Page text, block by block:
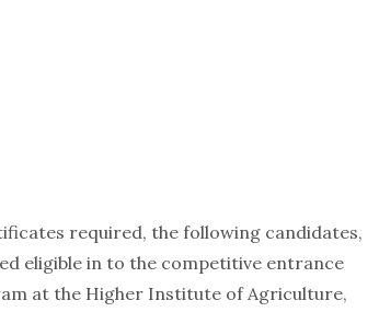
required, the following candidates,
eligible in to the competitive entrance
at the Higher Institute of Agriculture,